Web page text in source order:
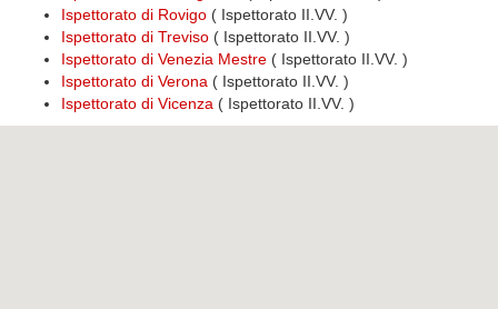
Ispettorato di Rovigo ( Ispettorato II.VV. )
Ispettorato di Treviso ( Ispettorato II.VV. )
Ispettorato di Venezia Mestre ( Ispettorato II.VV. )
Ispettorato di Verona ( Ispettorato II.VV. )
Ispettorato di Vicenza ( Ispettorato II.VV. )